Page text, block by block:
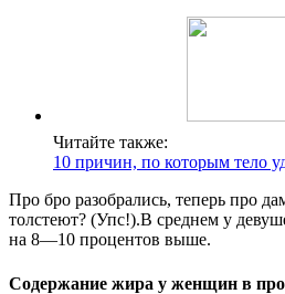
Читайте также:
10 причин, по которым тело
Про бро разобрались, теперь про
толстеют? (Упс!).В среднем у
на 8—10 процентов выше.
Содержание жира у женщин в